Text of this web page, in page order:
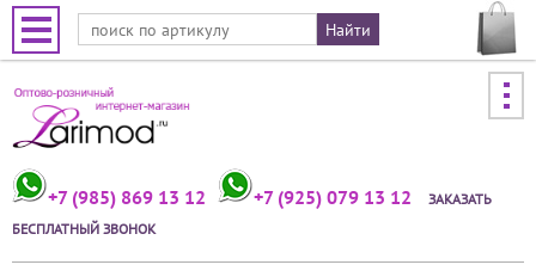
Jump to navigation
+7 (985) 869 13 12 +7 (925) 079 13 12
ЗАКАЗАТЬ
БЕСПЛАТНЫЙ ЗВОНОК